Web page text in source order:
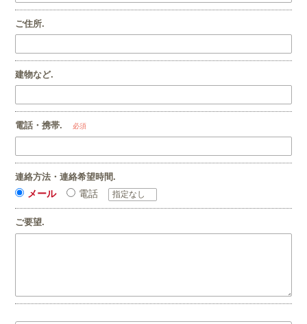
ご住所.
建物など.
電話・携帯. 必須
連絡方法・連絡希望時間.
メール 電話
ご要望.